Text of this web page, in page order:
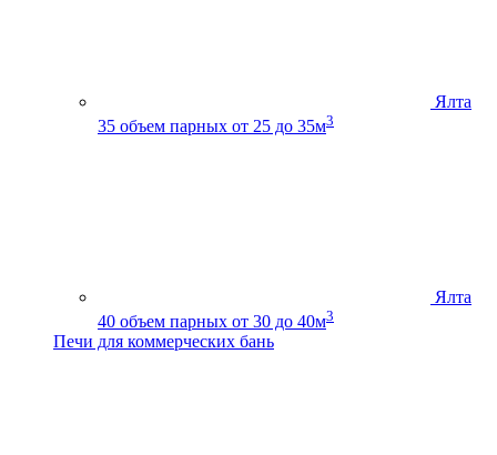
Ялта
35 объем парных от 25 до 35м3
Ялта
40 объем парных от 30 до 40м3
Печи для коммерческих бань